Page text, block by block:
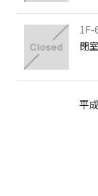
1F-
閉
平